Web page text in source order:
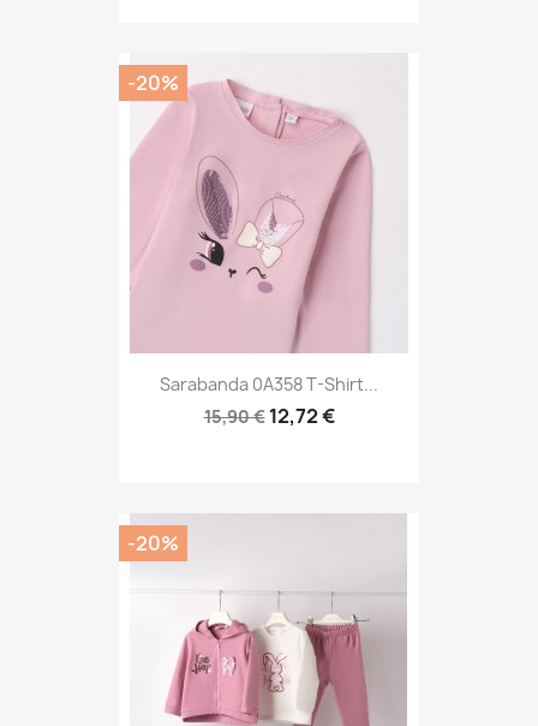
Sarabanda 0A358 T-Shirt...
15,90 € 12,72 €
-20%
-20%